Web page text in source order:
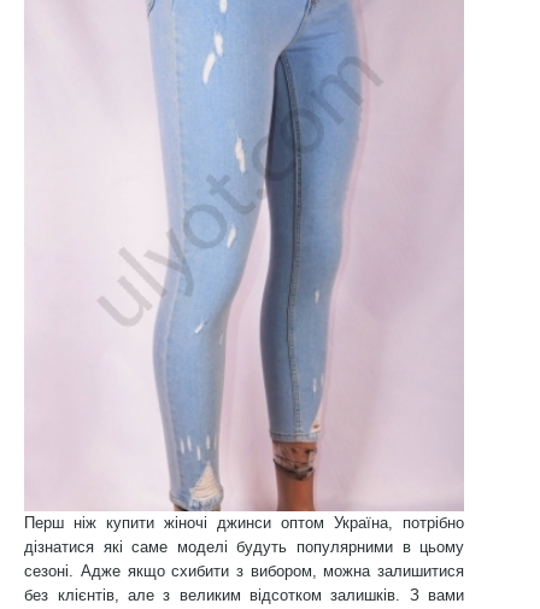
Перш ніж купити жіночі джинси оптом Україна, потрібно
дізнатися які саме моделі будуть популярними в цьому
сезоні. Адже якщо схибити з вибором, можна залишитися
без клієнтів, але з великим відсотком залишків. З вами